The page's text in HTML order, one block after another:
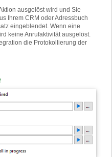
ausgelöst wird und Sie
Ihrem CRM oder Adressbuch
eingeblendet. Wenn eine
keine Anrufaktivität ausgelöst.
die Protokollierung der